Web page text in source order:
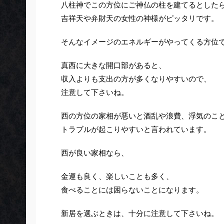
八柱神でこの方位にご神仏の柱を建てるとしたら
吉祥天や弁財天の女性の神様がピッタリです。
そんなイメージのエネルギーがやってくる方位で
真西に大きな開口部があると、
収入よりも支出の方が多くなりやすいので、
注意して下さいね。
西の方位の家相が悪いと酒乱や浪費、浮気のこ
トラブルが起こりやすいと言われています。
西が良い家相なら、
金運も良く、楽しいことも多く、
食べることには困らないことになります。
新居を選ぶときは、十分に注意して下さいね。